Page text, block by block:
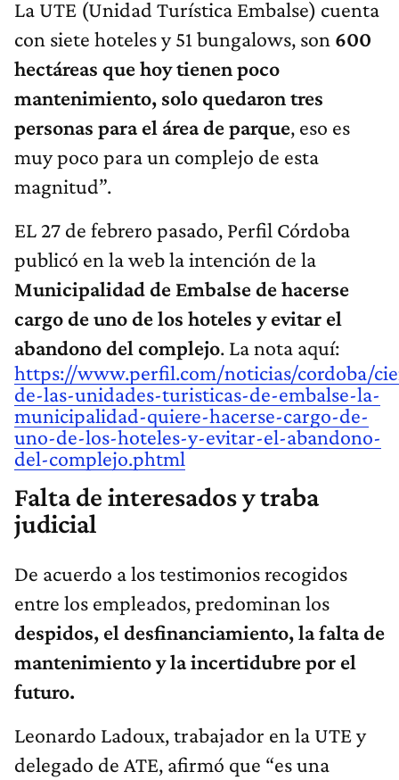
La UTE (Unidad Turística Embalse) cuenta
con siete hoteles y 51 bungalows, son 600
hectáreas que hoy tienen poco
mantenimiento, solo quedaron tres
personas para el área de parque, eso es
muy poco para un complejo de esta
magnitud”.
EL 27 de febrero pasado, Perfil Córdoba
publicó en la web la intención de la
Municipalidad de Embalse de hacerse
cargo de uno de los hoteles y evitar el
abandono del complejo. La nota aquí:
https://www.perfil.com/noticias/cordoba/
de-las-unidades-turisticas-de-embalse-la-
municipalidad-quiere-hacerse-cargo-de-
uno-de-los-hoteles-y-evitar-el-abandono-
del-complejo.phtml
Falta de interesados y traba
judicial
De acuerdo a los testimonios recogidos
entre los empleados, predominan los
despidos, el desfinanciamiento, la falta de
mantenimiento y la incertidubre por el
futuro.
Leonardo Ladoux, trabajador en la UTE y
delegado de ATE, afirmó que “es una